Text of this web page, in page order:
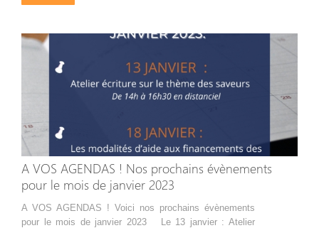
A VOS AGENDAS ! Nos prochains évènements
pour le mois de janvier 2023
A VOS AGENDAS ! Voici nos prochains évènements
pour le mois de janvier 2023 Le 13 janvier : Atelier